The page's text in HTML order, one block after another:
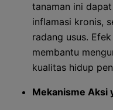
tanaman ini
inflamasi kronis,
radang usus.
membantu
kualitas hidup
Mekanisme Aksi